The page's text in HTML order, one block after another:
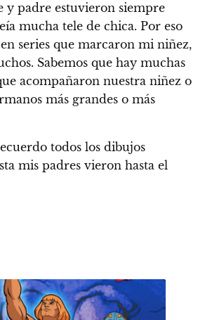
y padre estuvieron siempre
mucha tele de chica. Por eso
series que marcaron mi niñez,
Sabemos que hay muchas
acompañaron nuestra niñez o
más grandes o más
todos los dibujos
mis padres vieron hasta el